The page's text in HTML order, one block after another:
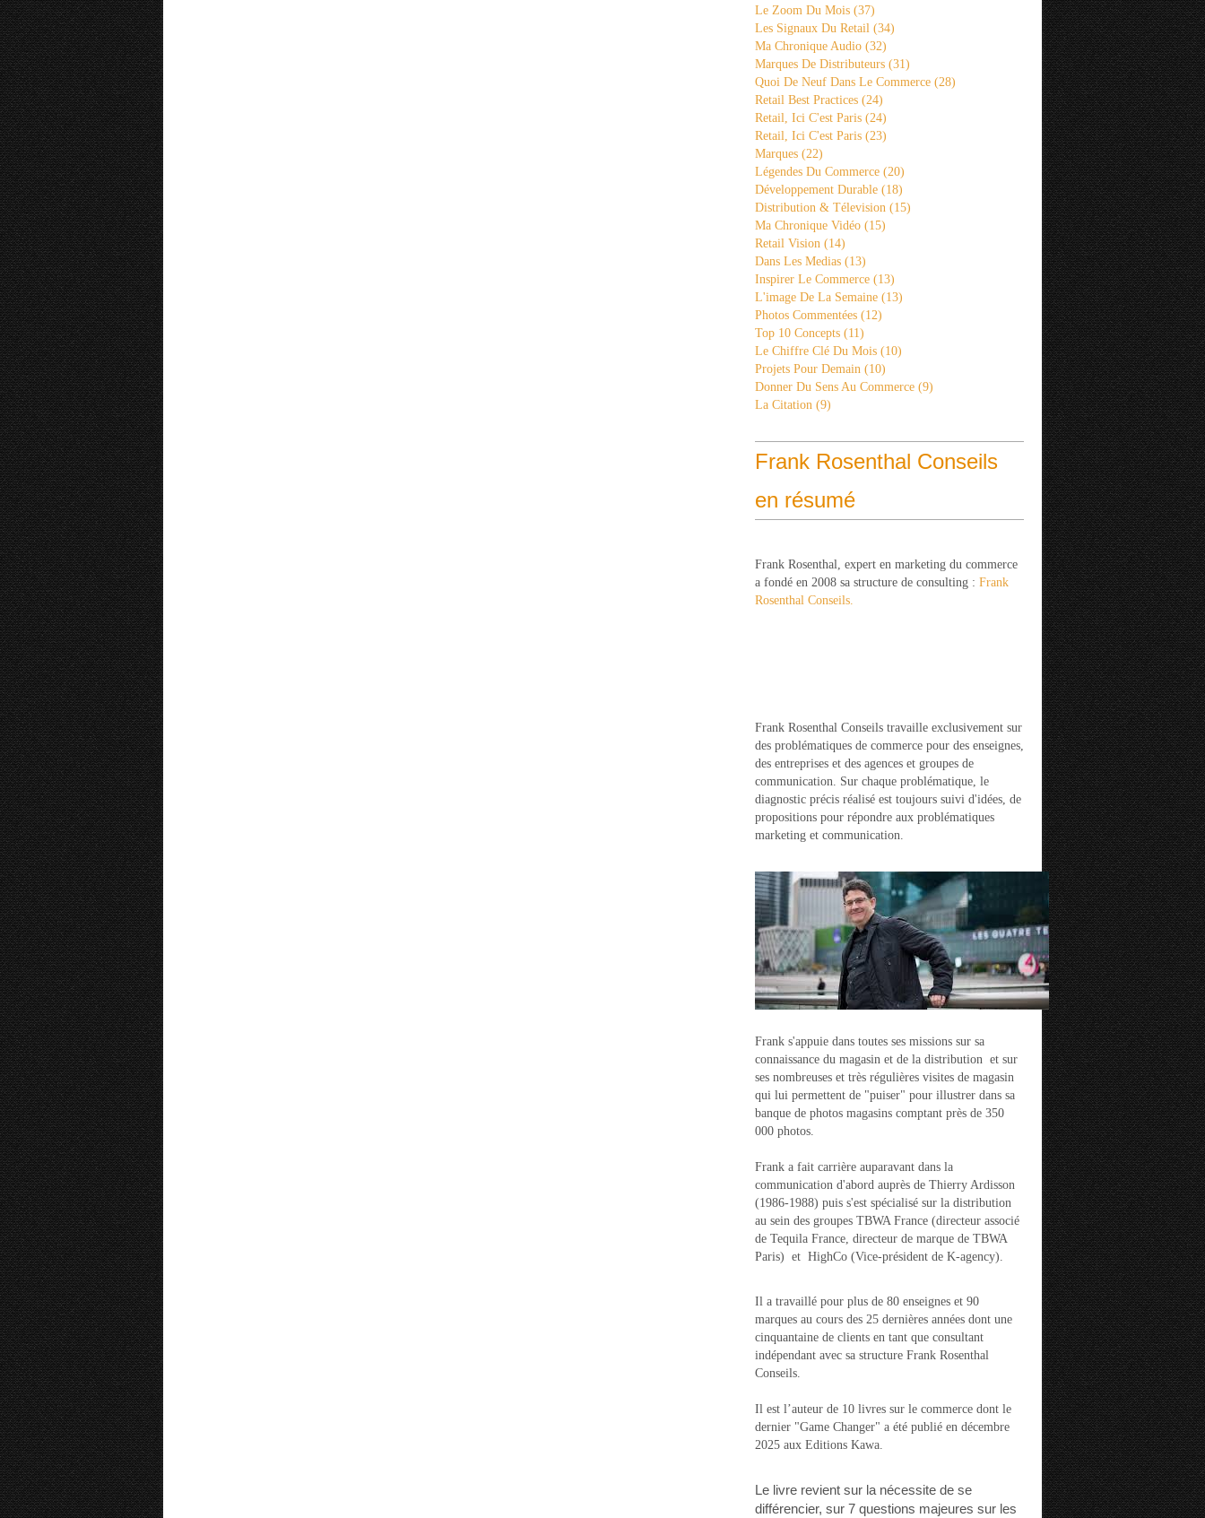
Le Zoom Du Mois (37)
Les Signaux Du Retail (34)
Ma Chronique Audio (32)
Marques De Distributeurs (31)
Quoi De Neuf Dans Le Commerce (28)
Retail Best Practices (24)
Retail, Ici C'est Paris (24)
Retail, Ici C'est Paris (23)
Marques (22)
Légendes Du Commerce (20)
Développement Durable (18)
Distribution & Télevision (15)
Ma Chronique Vidéo (15)
Retail Vision (14)
Dans Les Medias (13)
Inspirer Le Commerce (13)
L'image De La Semaine (13)
Photos Commentées (12)
Top 10 Concepts (11)
Le Chiffre Clé Du Mois (10)
Projets Pour Demain (10)
Donner Du Sens Au Commerce (9)
La Citation (9)
Frank Rosenthal Conseils
en résumé
Frank Rosenthal, expert en marketing du commerce
a fondé en 2008 sa structure de consulting : Frank
Rosenthal Conseils.
Frank Rosenthal Conseils travaille exclusivement sur
des problématiques de commerce pour des enseignes,
des entreprises et des agences et groupes de
communication. Sur chaque problématique, le
diagnostic précis réalisé est toujours suivi d'idées, de
propositions pour répondre aux problématiques
marketing et communication.
Frank s'appuie dans toutes ses missions sur sa
connaissance du magasin et de la distribution et sur
ses nombreuses et très régulières visites de magasin
qui lui permettent de "puiser" pour illustrer dans sa
banque de photos magasins comptant près de 350
000 photos.
Frank a fait carrière auparavant dans la
communication d'abord auprès de Thierry Ardisson
(1986-1988) puis s'est spécialisé sur la distribution
au sein des groupes TBWA France (directeur associé
de Tequila France, directeur de marque de TBWA
Paris) et HighCo (Vice-président de K-agency).
Il a travaillé pour plus de 80 enseignes et 90
marques au cours des 25 dernières années dont une
cinquantaine de clients en tant que consultant
indépendant avec sa structure Frank Rosenthal
Conseils.
Il est l’auteur de 10 livres sur le commerce dont le
dernier "Game Changer" a été publié en décembre
2025 aux Editions Kawa.
Le livre revient sur la nécessite de se
différencier, sur 7 questions majeures sur les